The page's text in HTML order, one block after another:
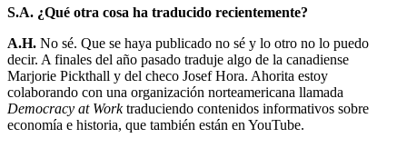
S.A. ¿Qué otra cosa ha traducido recientemente?
A.H. No sé. Que se haya publicado no sé y lo otro no lo puedo
decir. A finales del año pasado traduje algo de la canadiense
Marjorie Pickthall y del checo Josef Hora. Ahorita estoy
colaborando con una organización norteamericana llamada
Democracy at Worktraduciendo contenidos informativos sobre
economía e historia, que también están en YouTube.